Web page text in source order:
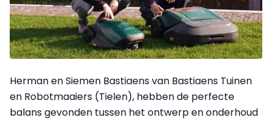
Herman en Siemen Bastiaens van Bastiaens Tuinen
en Robotmaaiers (Tielen), hebben de perfecte
balans gevonden tussen het ontwerp en onderhoud